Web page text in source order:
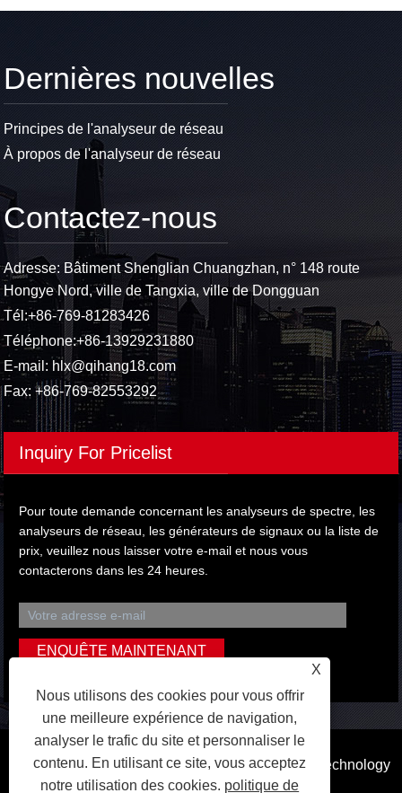
Dernières nouvelles
Principes de l'analyseur de réseau
À propos de l'analyseur de réseau
Contactez-nous
Adresse: Bâtiment Shenglian Chuangzhan, n° 148 route
Hongye Nord, ville de Tangxia, ville de Dongguan
Tél:+86-769-81283426
Téléphone:+86-13929231880
E-mail: hlx@qihang18.com
Fax: +86-769-82553292
Inquiry For Pricelist
Pour toute demande concernant les analyseurs de spectre, les
analyseurs de réseau, les générateurs de signaux ou la liste de
prix, veuillez nous laisser votre e-mail et nous vous
contacterons dans les 24 heures.
Copyright © 2023 Dongguan Qihang Electronic Technology
X
Nous utilisons des cookies pour vous offrir
une meilleure expérience de navigation,
analyser le trafic du site et personnaliser le
contenu. En utilisant ce site, vous acceptez
notre utilisation des cookies. politique de